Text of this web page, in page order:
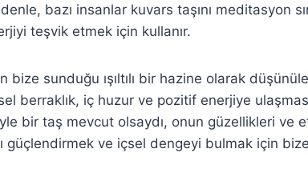
bazı insanlar kuvars taşını meditasyon
teşvik etmek için kullanır.
bize sunduğu ışıltılı bir hazine olarak
berraklık, iç huzur ve pozitif enerjiye
bir taş mevcut olsaydı, onun güzellikleri ve
güçlendirmek ve içsel dengeyi bulmak için